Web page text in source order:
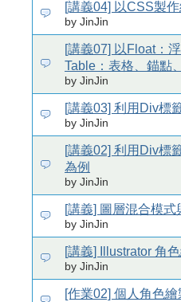
[講義04] 以CSS製
by JinJin
[講義07] 以Float：
Table：表格、錨點
by JinJin
[講義03] 利用Div標
by JinJin
[講義02] 利用Div標
為例
by JinJin
[講義] 圖層混合模
by JinJin
[講義] Illustrator 角
by JinJin
[作業02] 個人角色繪